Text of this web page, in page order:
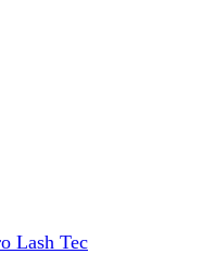
Lash Tec